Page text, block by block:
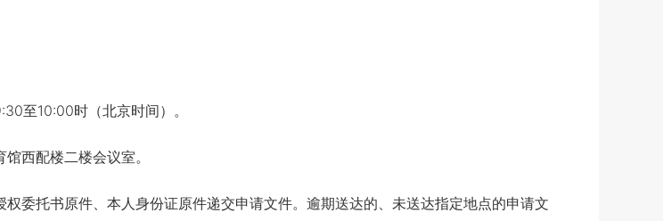
至10:00时（北京时间）。
西配楼二楼会议室。
托书原件、本人身份证原件递交申请文件。逾期送达的、未送达指定地点的申请文